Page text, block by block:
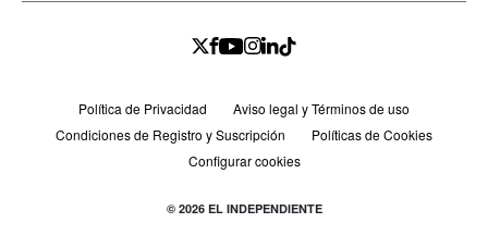
Política de Privacidad
Aviso legal y Términos de uso
Condiciones de Registro y Suscripción
Políticas de Cookies
Configurar cookies
© 2026 EL INDEPENDIENTE